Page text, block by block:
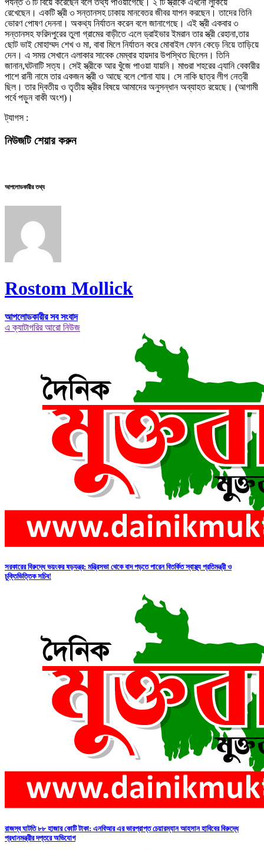
রেখেছেন। একটি স্ত্রী ৩ সন্তানসহ ঢাকায় মানবেতর জীবর যাপন করছেন। তাদের তিনি
ভোরণ পোষণ দেননা। অকথ্য নির্যাতন করেন বলে জানাগেছে। এই স্ত্রী একবার ৩
সন্তানসহ ফরিদপুরের তুলা গ্রামের বাড়ীতে এলে ড্রাইভার ইমরান তার স্ত্রী রেহানা,তার
ছোট ভাই মোহাম্মদ শেখ ও মা, বাবা মিলে নির্যাতন করে মোবাইল ফোন কেড়ে নিয়ে তাড়িয়ে
দেন। এ সময় সেখানে এলাকার সাবেক মেম্বার হায়দার উপস্থিত ছিলেন। তিনি
জানান,ঘটনাটি সত্য। সেই স্ত্রীকে আর খুঁজে পাওয়া যায়নি। মাগুরা শহরের এ্যানি বেকারীর
পাশে রানী নামে তার একজন স্ত্রী ও আছে বলে শোনা যায়। সে নাকি ছাত্র লীগ নেত্রী
ছিল। তার দ্বিতীয় ও তৃতীয় স্ত্রীর বিষয়ে আমাদের অনুসন্ধান অব্যাহত রয়েছে। (আগামী
পর্বে পড়ুন বাকী অংশ)।
ট্যাগস :
নিউজটি শেয়ার করুন
আপলোডকারীর তথ্য
Rostom Mollick
আপলোডকারীর সব সংবাদ
এ ক্যাটাগরির আরো নিউজ
সরকারের বিরুদ্ধে ভয়ংকর ষড়যন্ত্র: মন্ত্রিসভা থেকে বাদ পড়তে পারেন বিতর্কিত স্বাস্থ্য প্রতিমন্ত্রী ও
চুক্তিভিত্তিক সচিব!
রাজস্ব ঘাটতি ৮৮ হাজার কোটি টাকা: এনবিআর এর ভারপ্রাপ্ত চেয়ারম্যান আহসান হাবিবের বিরুদ্ধে
প্রধানমন্ত্রীর দপ্তরে অভিযোগ